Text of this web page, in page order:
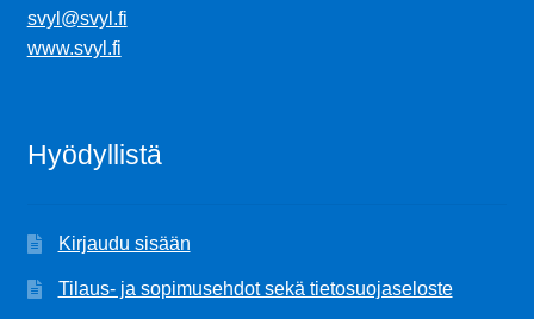
svyl@svyl.fi
www.svyl.fi
Hyödyllistä
Kirjaudu sisään
Tilaus- ja sopimusehdot sekä tietosuojaseloste